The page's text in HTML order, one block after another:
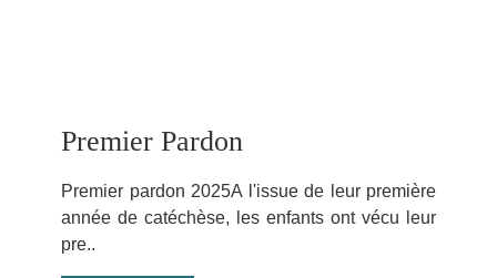
Premier Pardon
Premier pardon 2025A l'issue de leur première
année de catéchèse, les enfants ont vécu leur
pre..